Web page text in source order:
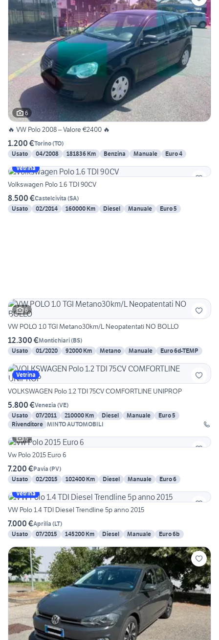
6
🔥 VW Polo 2008 – Valore €2400 🔥
1.200 €Torino(TO)
Usato
04/2008 181836 Km Benzina Manuale
Euro 4
Vetrina
Volkswagen Polo 1.6 TDI 90CV
8.500 €Castelcivita (SA)
Usato
02/2014 160000 Km Diesel Manuale Euro 5
6
VW POLO 1.0 TGI Metano30km/L Neopatentati NO BOLLO
12.300 €Montichiari(BS)
Usato
01/2020 92000 Km Metano Manuale Euro 6d-TEMP
Vetrina
VOLKSWAGEN Polo 1.2 TDI 75CV COMFORTLINE UNIPROP
5.800 €Venezia (VE)
Usato
07/2011 210000 Km Diesel Manuale
Euro 5
Rivenditore MINTO AUTOMOBILI
5
Vw Polo 2015 Euro 6
7.200 €Pavia (PV)
Usato
02/2015 102400 Km Diesel Manuale
Euro 6
Vetrina
VW Polo 1.4 TDI Diesel Trendline 5p anno 2015
7.000 €Aprilia (LT)
Usato
07/2015 145200 Km Diesel Manuale Euro 6b